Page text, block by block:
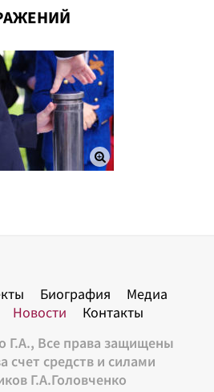
Г.А., Все права защищены
счет средств и силами
Г.А.Головченко
Биография
Медиа
Новости Контакты